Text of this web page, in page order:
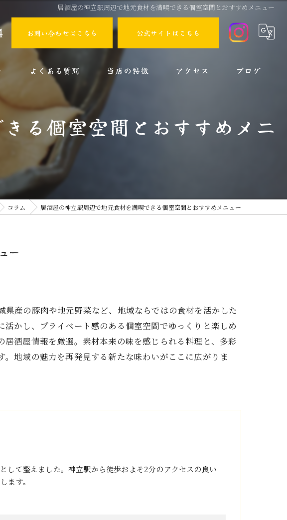
居酒屋の神立駅周辺で地元食材を満喫できる個室空間とおすすめメニュー
お問い合わせはこちら 公式サイトはこちら
よくある質問 当店の特徴
家族
貸切
スポーツ観戦
アクセス ブログ
る個室空間とおすすめメニ
コラム 居酒屋の神立駅周辺で地元食材を満喫できる個室空間とおすすめメニュー
ー
産の豚肉や地元野菜など、地域ならではの食材を活かした
かし、プライベート感のある個室空間でゆっくりと楽しめ
酒屋情報を厳選。素材本来の味を感じられる料理と、多彩
地域の魅力を再発見する新たな味わいがここに広がりま
して整えました。神立駅から徒歩およそ2分のアクセスの良い
ます。